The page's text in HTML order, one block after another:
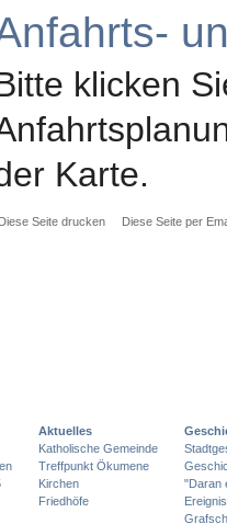
klicken
Karte.
Diese Seite drucken Diese Seite per
Aktuelles
Katholische Gemeinde
Treffpunkt Ökumene
Kirchen
Friedhöfe
"Daran